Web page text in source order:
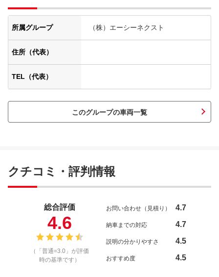
所属グループ （株）エーシーネクスト
住所（代表）
TEL（代表）
このグループの車両一覧
クチコミ・評判情報
総合評価
4.6
（「普通=3.0」が評価
時の基準です）
お問い合わせ（見積り） 4.7
納車までの対応 4.7
説明の分かりやすさ 4.5
おすすめ度 4.5